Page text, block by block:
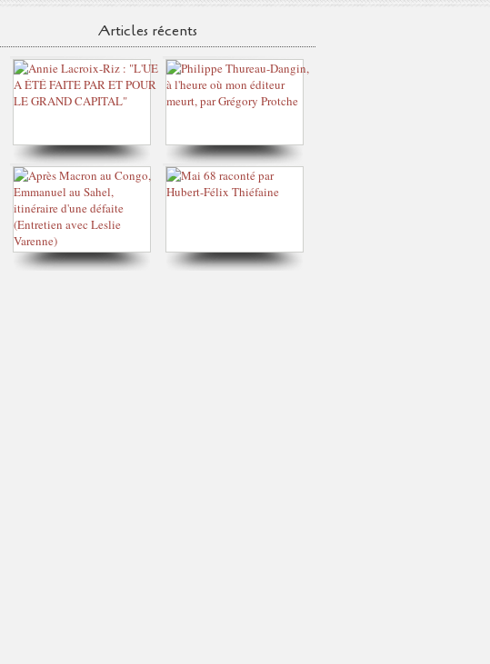
Articles récents